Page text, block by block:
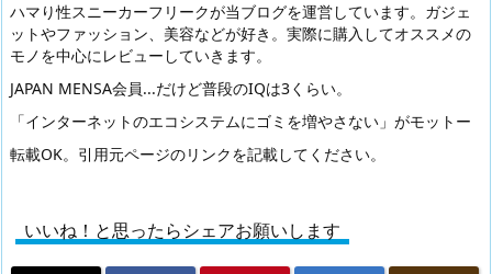
ハマり性スニーカーフリークが当ブログを運営しています。ガジェ
ットやファッション、美容などが好き。実際に購入してオススメの
モノを中心にレビューしていきます。
JAPAN MENSA会員...だけど普段のIQは3くらい。
「インターネットのエコシステムにゴミを増やさない」がモットー
転載OK。引用元ページのリンクを記載してください。
いいね！と思ったらシェアお願いします